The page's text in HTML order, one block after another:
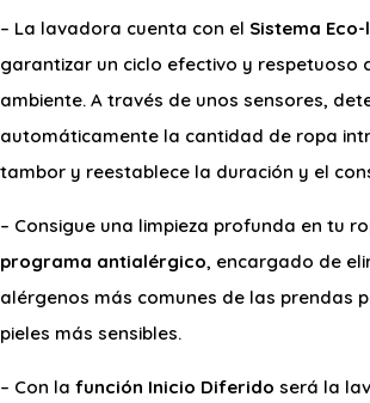
– La lavadora cuenta con el Sistema
garantizar un ciclo efectivo y respetuoso
ambiente. A través de unos sensores,
automáticamente la cantidad de ropa
tambor y reestablece la duración y el
– Consigue una limpieza profunda en tu
programa antialérgico, encargado de
alérgenos más comunes de las prendas
pieles más sensibles.
– Con la función Inicio Diferido será la